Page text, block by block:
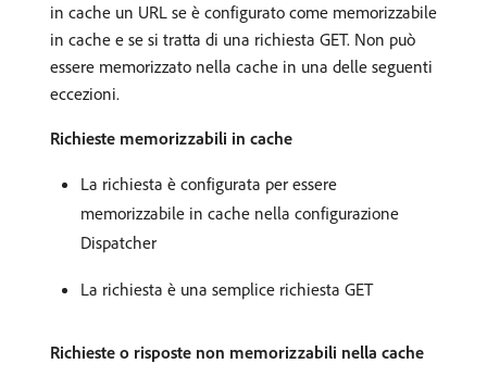
in cache un URL se è configurato come memorizzabile
in cache e se si tratta di una richiesta GET. Non può
essere memorizzato nella cache in una delle seguenti
eccezioni.
Richieste memorizzabili in cache
La richiesta è configurata per essere
memorizzabile in cache nella configurazione
Dispatcher
La richiesta è una semplice richiesta GET
Richieste o risposte non memorizzabili nella cache